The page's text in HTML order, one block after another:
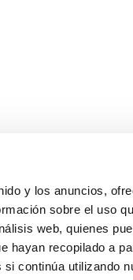
y los anuncios,
sobre el uso
web, quienes
hayan recopilado a
continúa utilizando